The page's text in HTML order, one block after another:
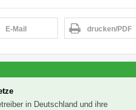
E-Mail drucken/PDF
in Deutschland und ihre